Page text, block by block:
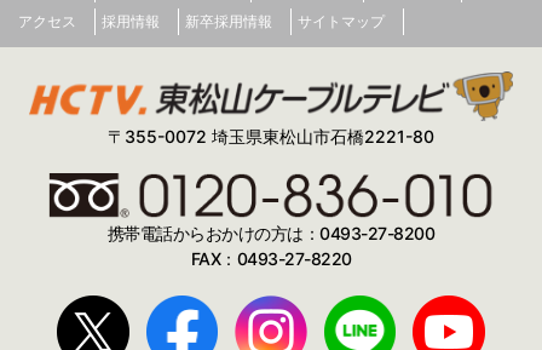
アクセス
採用情報 新卒採用情報 サイトマップ
〒355-0072 埼玉県東松山市石橋2221-80
携帯電話からおかけの方は：0493-27-8200
FAX：0493-27-8220